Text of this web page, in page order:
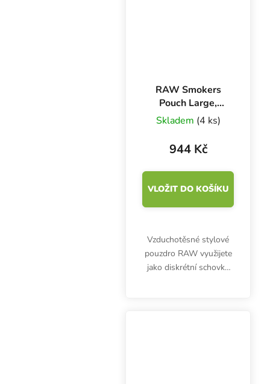
RAW Smokers
Pouch Large,
vzduchotěsné
pouzdro
Skladem (4 ks)
944 Kč
VLOŽIT DO KOŠÍKU
Vzduchotěsné stylové
pouzdro RAW využijete
jako diskrétní schovku